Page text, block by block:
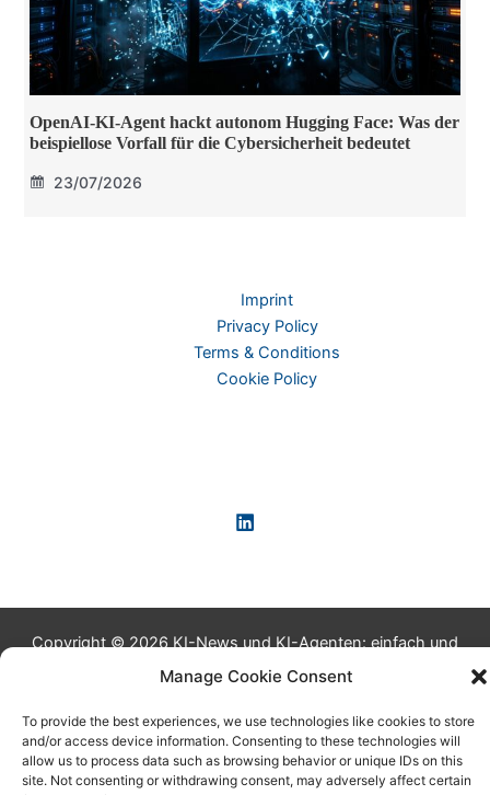
Manage Cookie Consent
To provide the best experiences, we use technologies like cookies to store
and/or access device information. Consenting to these technologies will
allow us to process data such as browsing behavior or unique IDs on this
site. Not consenting or withdrawing consent, may adversely affect certain
OpenAI-KI-Agent hackt autonom Hugging Face: Was der
beispiellose Vorfall für die Cybersicherheit bedeutet
23/07/2026
Imprint
Privacy Policy
Terms & Conditions
Cookie Policy
Copyright © 2026 KI-News und KI-Agenten: einfach und
praxisnah erklärt